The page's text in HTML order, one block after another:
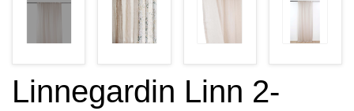
Linnegardin Linn 2-